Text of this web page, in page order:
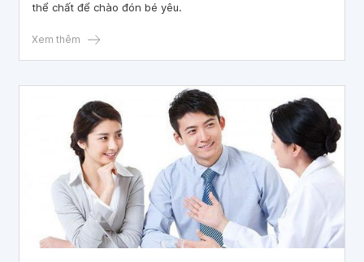
thể chất để chào đón bé yêu.
Xem thêm